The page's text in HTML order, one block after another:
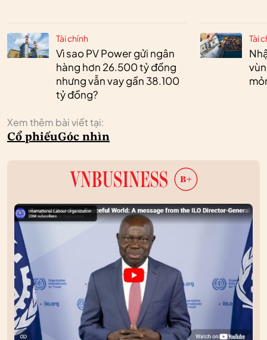
Tài chính
Vì sao PV Power gửi ngân
hàng hơn 26.500 tỷ đồng
nhưng vẫn vay gần 38.100
tỷ đồng?
Tài
Xem thêm bài viết tại:
Cổ phiếuGóc nhìn